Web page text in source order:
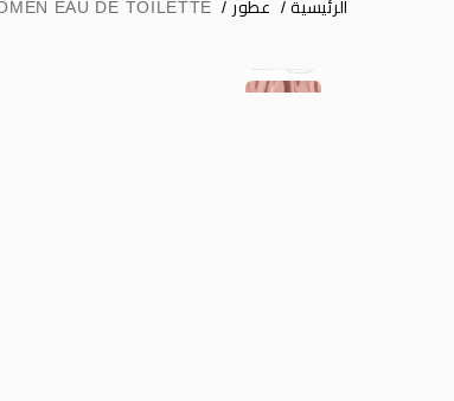
الرئيسية / عطور /
EAU DE TOILETTE